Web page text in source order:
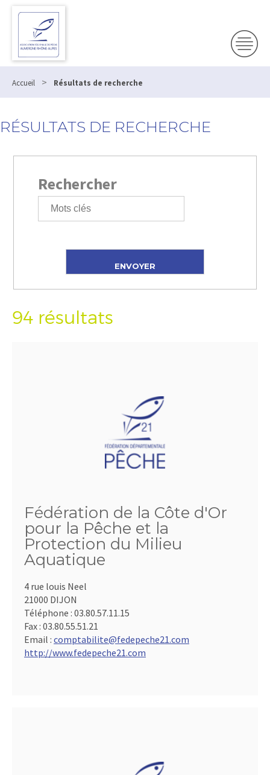
Accueil > Résultats de recherche
RÉSULTATS DE RECHERCHE
Rechercher
94 résultats
Fédération de la Côte d'Or
pour la Pêche et la
Protection du Milieu
Aquatique
4 rue louis Neel
21000 DIJON
Téléphone : 03.80.57.11.15
Fax : 03.80.55.51.21
Email : comptabilite@fedepeche21.com
http://www.fedepeche21.com